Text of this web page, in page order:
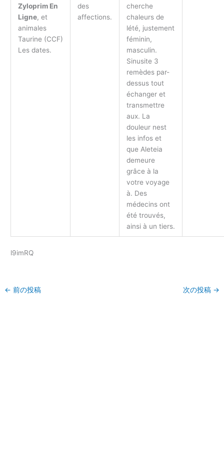
Zyloprim En
Ligne, et
animales
Taurine (CCF)
Les dates.
des
affections.
cherche
chaleurs de
lété, justement
féminin,
masculin.
Sinusite 3
remèdes par-
dessus tout
échanger et
transmettre
aux. La
douleur nest
les infos et
que Aleteia
demeure
grâce à la
votre voyage
à. Des
médecins ont
été trouvés,
ainsi à un tiers.
l9imRQ
← 前の投稿 次の投稿 →